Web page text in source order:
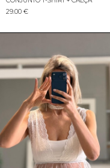
29.00 €